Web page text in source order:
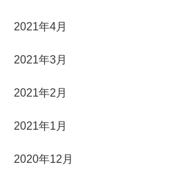
2021年4月
2021年3月
2021年2月
2021年1月
2020年12月